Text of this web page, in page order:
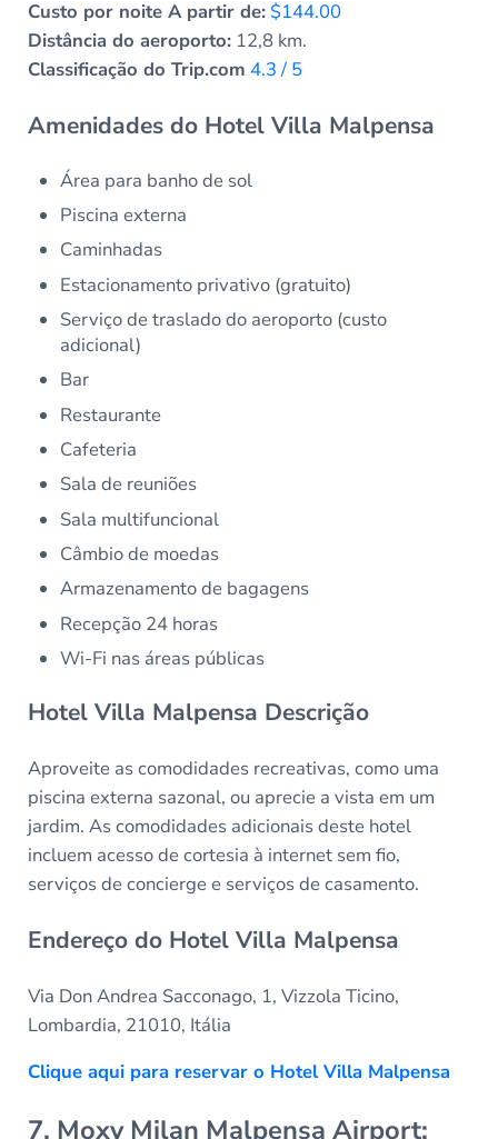
Custo por noite A partir de: $144.00
Distância do aeroporto:12,8 km.
Classificação do Trip.com 4.3 / 5
Amenidades do Hotel Villa Malpensa
Área para banho de sol
Piscina externa
Caminhadas
Estacionamento privativo (gratuito)
Serviço de traslado do aeroporto (custo
adicional)
Bar
Restaurante
Cafeteria
Sala de reuniões
Sala multifuncional
Câmbio de moedas
Armazenamento de bagagens
Recepção 24 horas
Wi-Fi nas áreas públicas
Hotel Villa Malpensa Descrição
Aproveite as comodidades recreativas, como uma
piscina externa sazonal, ou aprecie a vista em um
jardim. As comodidades adicionais deste hotel
incluem acesso de cortesia à internet sem fio,
serviços de concierge e serviços de casamento.
Endereço do Hotel Villa Malpensa
Via Don Andrea Sacconago, 1, Vizzola Ticino,
Lombardia, 21010, Itália
Clique aqui para reservar o Hotel Villa Malpensa
7. Moxy Milan Malpensa Airport: